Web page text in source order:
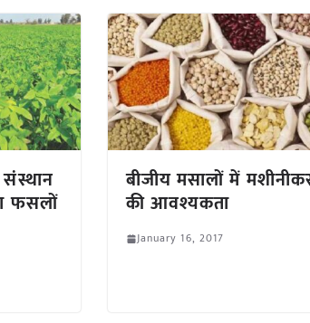
फसलों
बीजीय मसालों में
की आवश्यकता
January 16, 2017